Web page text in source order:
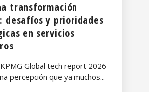
transformación
desafíos y prioridades
en servicios
Global tech report 2026
percepción que ya muchos...